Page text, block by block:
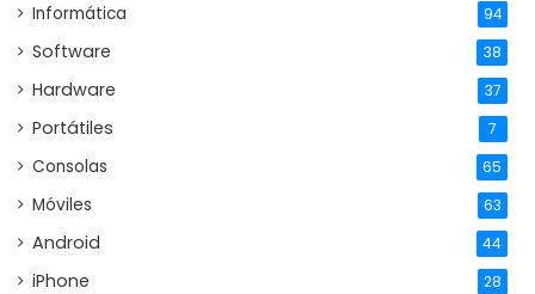
Informática 94
Software 38
Hardware 37
Portátiles 7
Consolas 65
Móviles 63
Android 44
iPhone 28